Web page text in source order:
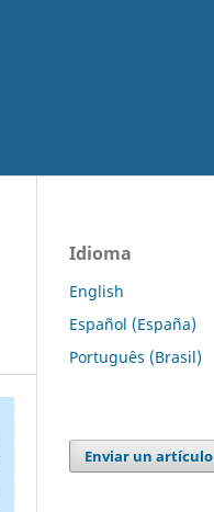
Idioma
English
Español (España)
Português (Brasil)
Enviar un artículo